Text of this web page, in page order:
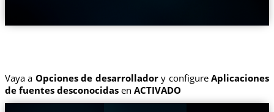
Vaya a Opciones de desarrolladory configureAplicaciones
de fuentes desconocidasen ACTIVADO